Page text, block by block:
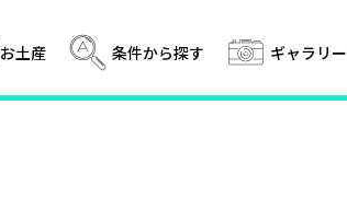
お土産 条件から探す ギャラリー